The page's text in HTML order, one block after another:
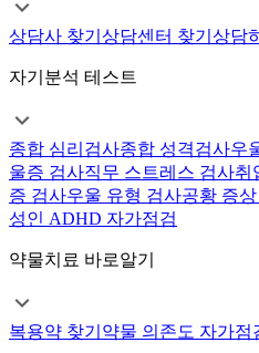
상담사 찾기 상담센터 찾기 상담
자기분석 테스트
종합 심리검사종합 성격검사우
울증 검사직무 스트레스 검사취
증 검사우울 유형 검사공황 증
성인 ADHD 자가점검
약물치료 바로알기
복용약 찾기 약물 의존도 자가점